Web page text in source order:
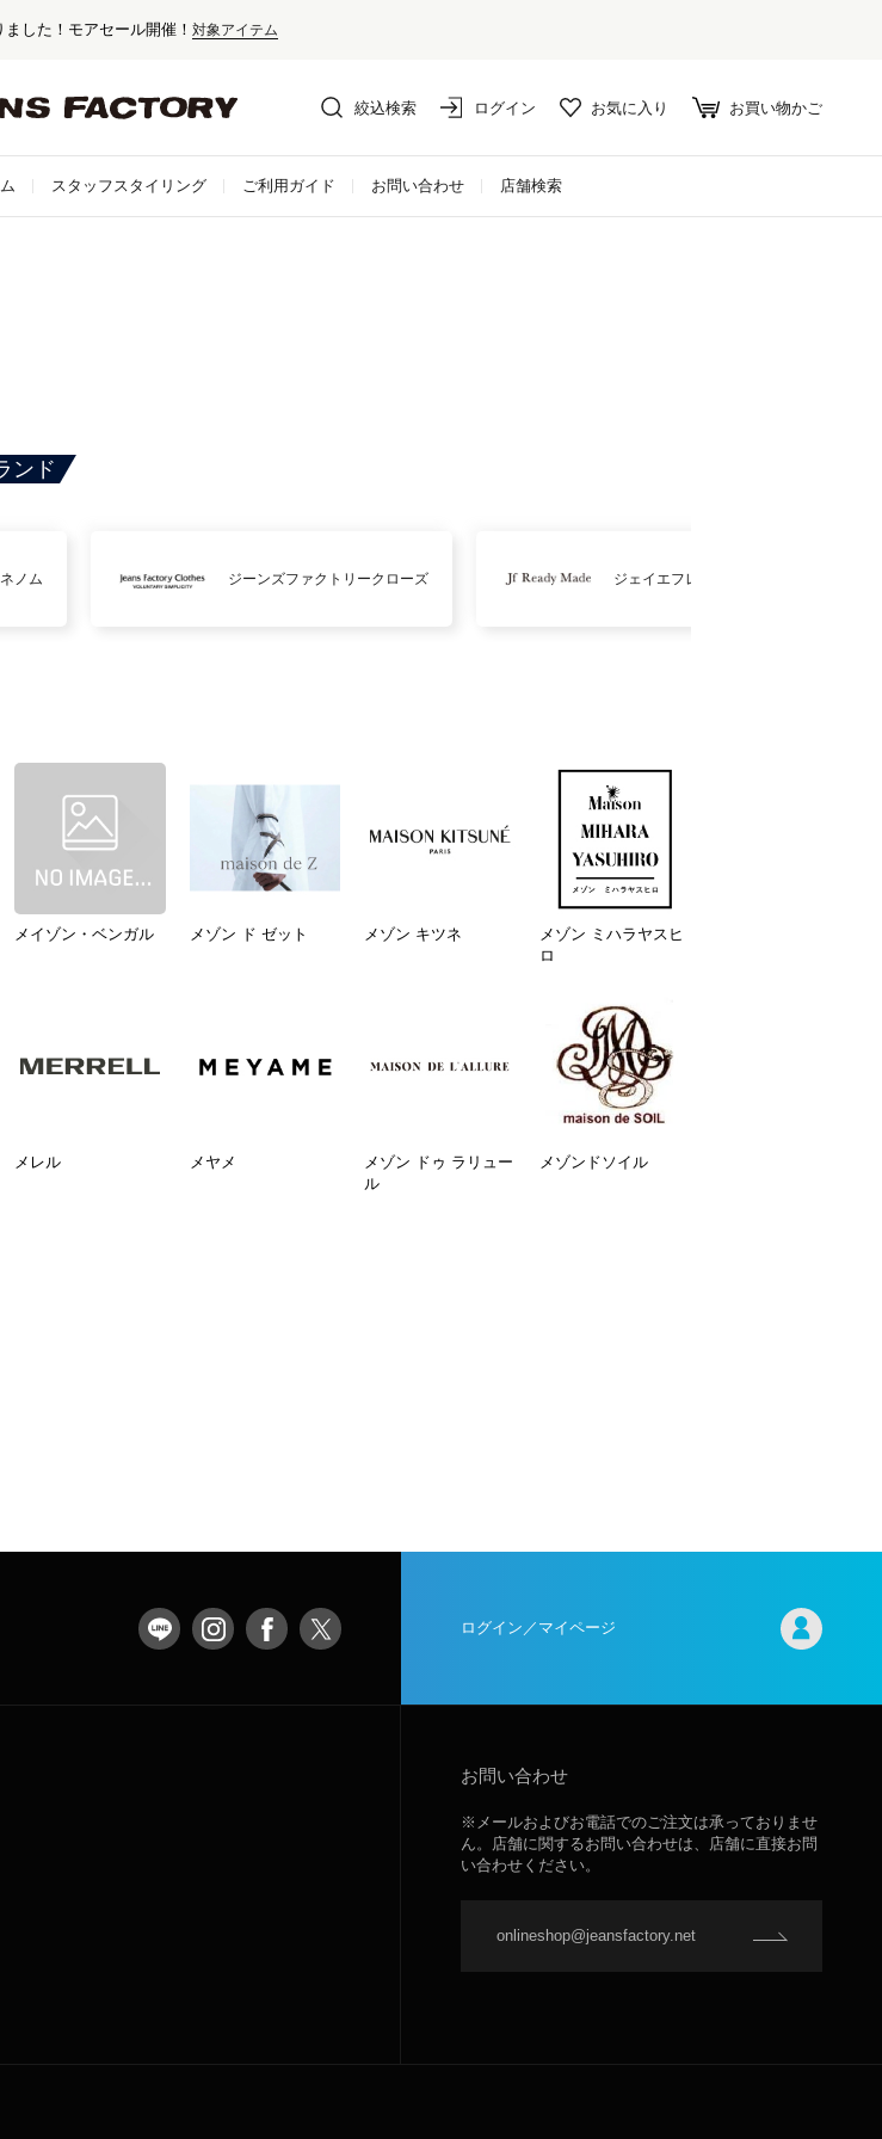
した！モアセール開催！ 対象アイテム
無料！
ト。さらに詳しく
絞込検索 ログイン お気に入り お買い物かご
スタッフスタイリング ご利用ガイド お問い合わせ 店舗検索
ンド
ネノム ジーンズファクトリークローズ ジェイエフレディメイド
メイゾン・ベンガル メゾン ド ゼット メゾン キツネ
メゾン ミハラヤスヒ
ロ
メレル メヤメ
メゾン ドゥ ラリュー
ル
メゾンドソイル
ログイン／マイページ
お問い合わせ
※メールおよびお電話でのご注文は承っておりませ
ん。店舗に関するお問い合わせは、店舗に直接お問
い合わせください。
onlineshop@jeansfactory.net